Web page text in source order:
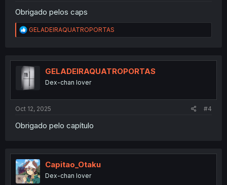
Obrigado pelos caps
R
e
t
i
o
n
GELADEIRAQUATROPORTAS
GELADEIRAQUATROPORTAS
Dex-chan lover
Oct 12, 2025 #4
Obrigado pelo capítulo
Capitao_Otaku
Dex-chan lover